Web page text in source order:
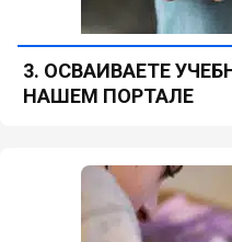
3. ОСВАИВАЕТЕ
НАШЕМ ПОРТАЛЕ